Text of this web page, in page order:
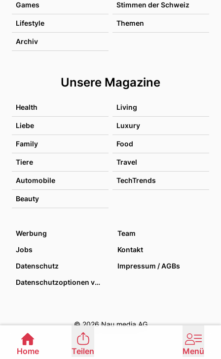
Games Stimmen der Schweiz
Lifestyle Themen
Archiv
Unsere Magazine
Health Living
Liebe Luxury
Family Food
Tiere Travel
Automobile TechTrends
Beauty
Werbung
Team
Jobs
Kontakt
Datenschutz
Impressum / AGBs
Datenschutzoptionen verwalten
© 2026 Nau media AG
Home Teilen Menü